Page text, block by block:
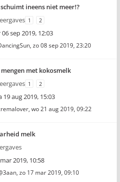
ineens niet meer!?
1 2
sep 2019, 12:03
, zo 08 sep 2019, 23:20
met kokosmelk
1 2
19 aug 2019, 15:03
, wo 21 aug 2019, 09:22
melk
2019, 10:58
, zo 17 mar 2019, 09:10